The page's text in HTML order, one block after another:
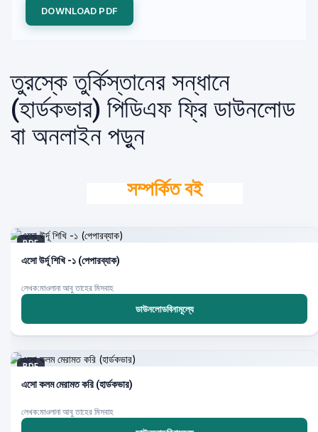
DOWNLOAD PDF
তুরস্কে তুর্কিস্তানের সন্ধানে
(হার্ডকভার) পিডিএফ ফ্রি ডাউনলোড
বা অনলাইন পড়ুন
সম্পর্কিত বই
PDF
এসো উর্দূ শিখি -১ (পেপারব্যাক)
লেখক:মাওলানা আবু তাহের মিসবাহ
ডাউনলোডবিনামূল্যে
PDF
এসো কলম মেরামত করি (হার্ডকভার)
লেখক:মাওলানা আবু তাহের মিসবাহ